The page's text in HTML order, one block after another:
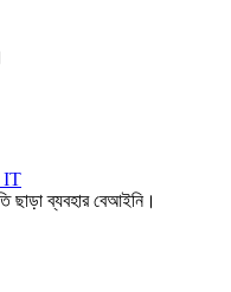
IT
ছাড়া ব্যবহার বেআইনি।